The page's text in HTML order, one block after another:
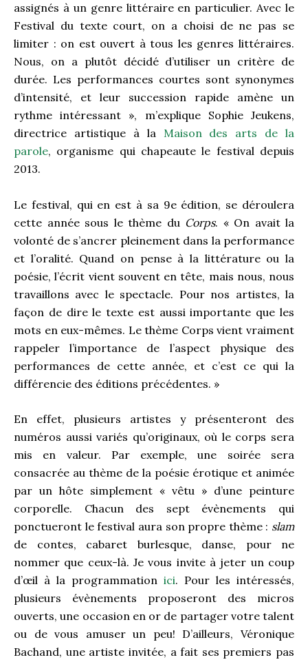
assignés à un genre littéraire en particulier. Avec le
Festival du texte court, on a choisi de ne pas se
limiter : on est ouvert à tous les genres littéraires.
Nous, on a plutôt décidé d’utiliser un critère de
durée. Les performances courtes sont synonymes
d’intensité, et leur succession rapide amène un
rythme intéressant », m’explique Sophie Jeukens,
directrice artistique à la Maison des arts de la
parole, organisme qui chapeaute le festival depuis
2013.
Le festival, qui en est à sa 9e édition, se déroulera
cette année sous le thème du Corps. « On avait la
volonté de s’ancrer pleinement dans la performance
et l’oralité. Quand on pense à la littérature ou la
poésie, l’écrit vient souvent en tête, mais nous, nous
travaillons avec le spectacle. Pour nos artistes, la
façon de dire le texte est aussi importante que les
mots en eux-mêmes. Le thème Corps vient vraiment
rappeler l’importance de l’aspect physique des
performances de cette année, et c’est ce qui la
différencie des éditions précédentes. »
En effet, plusieurs artistes y présenteront des
numéros aussi variés qu’originaux, où le corps sera
mis en valeur. Par exemple, une soirée sera
consacrée au thème de la poésie érotique et animée
par un hôte simplement « vêtu » d’une peinture
corporelle. Chacun des sept évènements qui
ponctueront le festival aura son propre thème : slam
de contes, cabaret burlesque, danse, pour ne
nommer que ceux-là. Je vous invite à jeter un coup
d’œil à la programmation ici. Pour les intéressés,
plusieurs évènements proposeront des micros
ouverts, une occasion en or de partager votre talent
ou de vous amuser un peu! D’ailleurs, Véronique
Bachand, une artiste invitée, a fait ses premiers pas